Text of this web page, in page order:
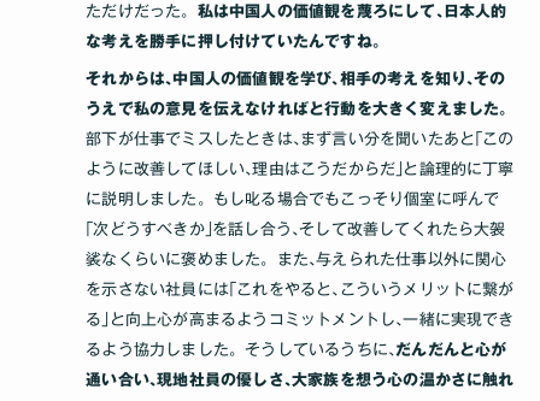
ただけだった。 私は中国人の価値観を蔑ろにして､日本人的
な考えを勝手に押し付けていたんですね｡
それからは､中国人の価値観を学び､相手の考えを知り､その
うえで私の意見を伝えなければと行動を大きく変えました。
部下が仕事でミスしたときは､まず言い分を聞いたあと｢この
ように改善してほしい､理由はこうだからだ｣と論理的に丁寧
に説明しました。もし叱る場合でもこっそり個室に呼んで
｢次どうすべきか｣を話し合う､そして改善してくれたら大袈
裟なくらいに褒めました。また､与えられた仕事以外に関心
を示さない社員には｢これをやると､こういうメリットに繋が
る｣と向上心が高まるようコミットメントし､一緒に実現でき
るよう協力しました。そうしているうちに､ だんだんと心が
通い合い､現地社員の優しさ､大家族を想う心の温かさに触れ